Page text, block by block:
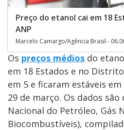
Preço do etanol cai em 18
ANP
Marcelo Camargo/Agência Brasil -
Os preços médios do
em 18 Estados e no
em 5 e ficaram estáveis em
29 de março. Os dados são
Nacional do Petróleo, Gás
Biocombustíveis),